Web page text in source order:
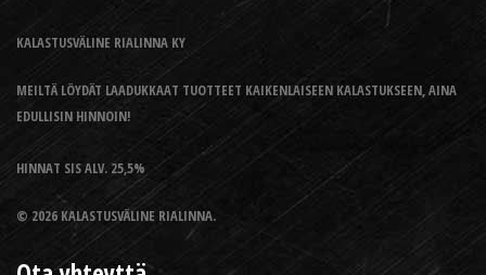
KALASTUSVÄLINE RIALINNA KY
MEILTÄ LÖYDÄT LAADUKKAAT TUOTTEET KAIKENLAISEEN KALASTUKSEEN, AINA
EDULLISIN HINNOIN!
HINNAT SIS ALV. 25,5%
© 2026 KALASTUSVÄLINE RIALINNA.